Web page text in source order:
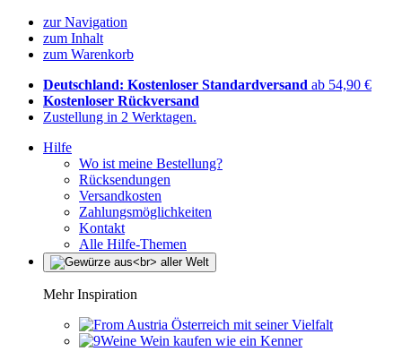
zur Navigation
zum Inhalt
zum Warenkorb
Deutschland: Kostenloser Standardversand ab 54,90 €
Kostenloser Rückversand
Zustellung in 2 Werktagen.
Hilfe
Wo ist meine Bestellung?
Rücksendungen
Versandkosten
Zahlungsmöglichkeiten
Kontakt
Alle Hilfe-Themen
Mehr Inspiration
Österreich mit seiner Vielfalt
Wein kaufen wie ein Kenner